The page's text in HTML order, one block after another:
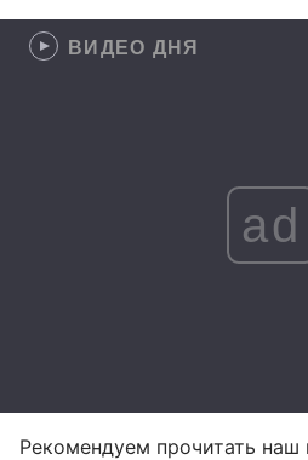
ВИДЕО ДНЯ
ad
Рекомендуем прочитать наш